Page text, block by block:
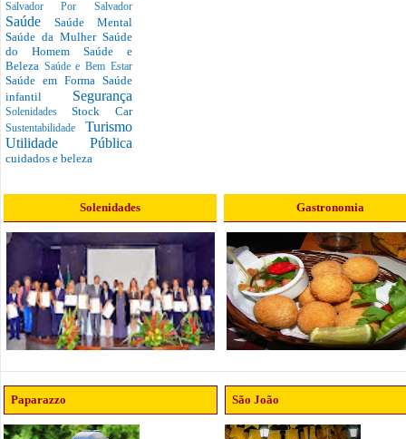
Salvador Por Salvador
Saúde Saúde Mental
Saúde da Mulher Saúde
do Homem Saúde e
Beleza Saúde e Bem Estar
Saúde em Forma Saúde
infantil Segurança
SolenidadesStock Car
Sustentabilidade Turismo
Utilidade Pública
cuidados e beleza
Solenidades Gastronomia
Paparazzo São João